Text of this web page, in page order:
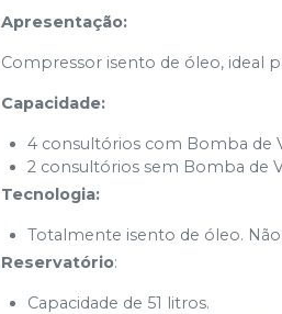
Apresentação:
Compressor isento de óleo, ideal
Capacidade:
4 consultórios com Bomba de
2 consultórios sem Bomba de
Tecnologia:
Totalmente isento de óleo.
Reservatório:
Capacidade de 51 litros.